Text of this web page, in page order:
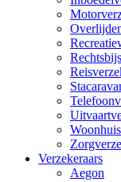
Verzekeraars
Aegon